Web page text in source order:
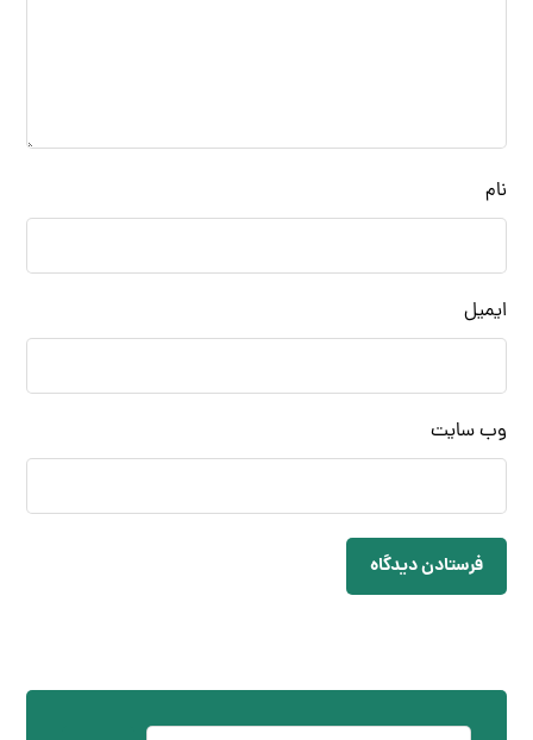
نام
ایمیل
وب‌ سایت
فرستادن دیدگاه